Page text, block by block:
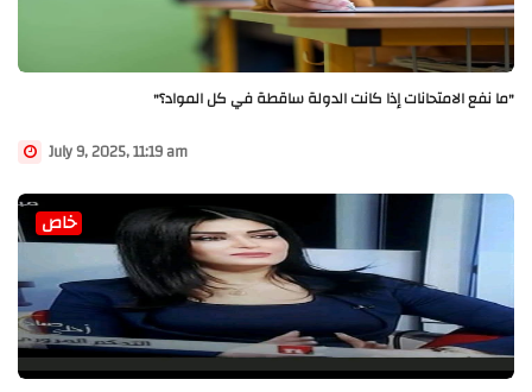
"ما نفع الامتحانات إذا كانت الدولة ساقطة في كل المواد؟"
July 9, 2025, 11:19 am
خاص